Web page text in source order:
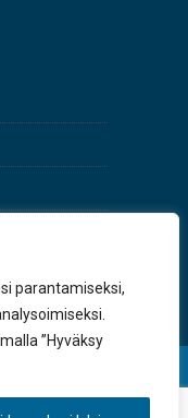
parantamiseksi,
”Hyväksy